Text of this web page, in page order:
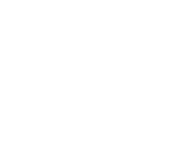
-